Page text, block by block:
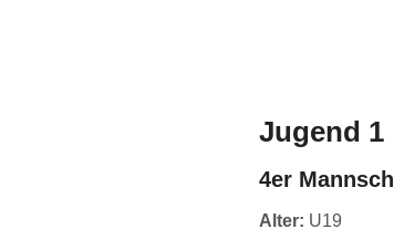
Jugend 1
4er
Alter: U19